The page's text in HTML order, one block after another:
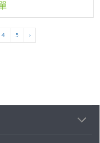
4 5 ›